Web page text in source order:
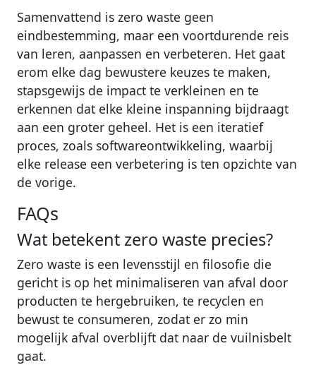
Samenvattend is zero waste geen
eindbestemming, maar een voortdurende reis
van leren, aanpassen en verbeteren. Het gaat
erom elke dag bewustere keuzes te maken,
stapsgewijs de impact te verkleinen en te
erkennen dat elke kleine inspanning bijdraagt
aan een groter geheel. Het is een iteratief
proces, zoals softwareontwikkeling, waarbij
elke release een verbetering is ten opzichte van
de vorige.
FAQs
Wat betekent zero waste precies?
Zero waste is een levensstijl en filosofie die
gericht is op het minimaliseren van afval door
producten te hergebruiken, te recyclen en
bewust te consumeren, zodat er zo min
mogelijk afval overblijft dat naar de vuilnisbelt
gaat.